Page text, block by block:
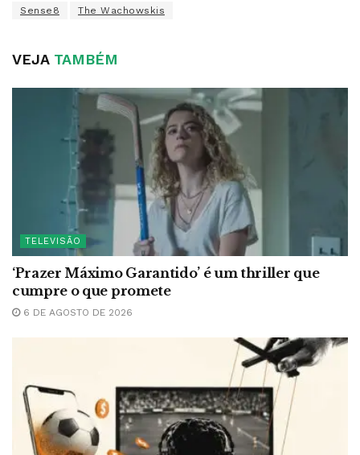
Sense8 The Wachowskis
VEJATAMBÉM
TELEVISÃO
‘Prazer Máximo Garantido’ é um thriller que
cumpre o que promete
6 DE AGOSTO DE 2026